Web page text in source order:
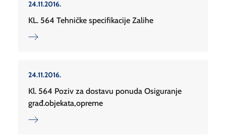
24.11.2016.
KL. 564 Tehničke specifikacije Zalihe
24.11.2016.
Kl. 564 Poziv za dostavu ponuda Osiguranje
građ.objekata,opreme